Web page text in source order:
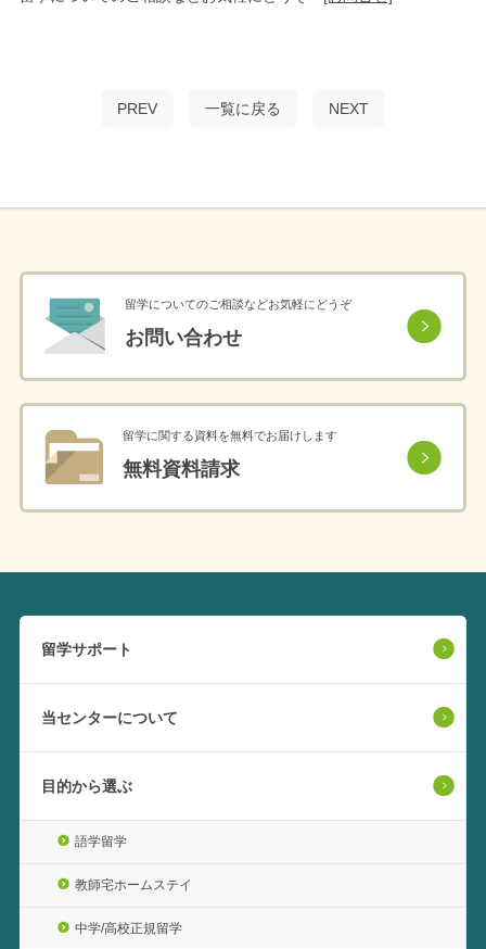
PREV 一覧に戻る NEXT
留学についてのご相談などお気軽にどうぞ
お問い合わせ
留学に関する資料を無料でお届けします
無料資料請求
留学サポート
当センターについて
目的から選ぶ
語学留学
教師宅ホームステイ
中学/高校正規留学